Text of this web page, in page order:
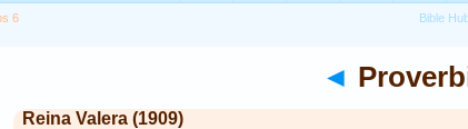
6
◄
Reina Valera (1909)